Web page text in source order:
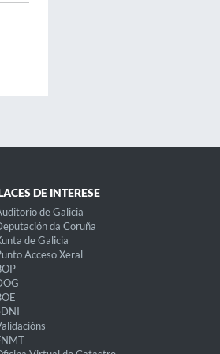
DE INTERESE
de Galicia
da Coruña
de Galicia
Acceso Xeral